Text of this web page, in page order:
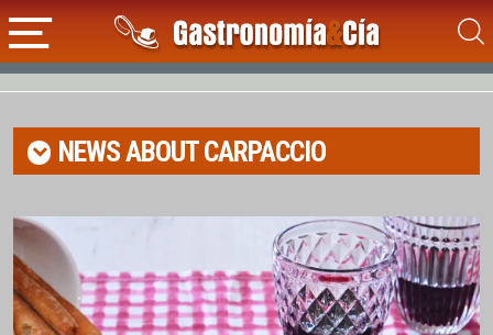
NEWS ABOUTCARPACCIO